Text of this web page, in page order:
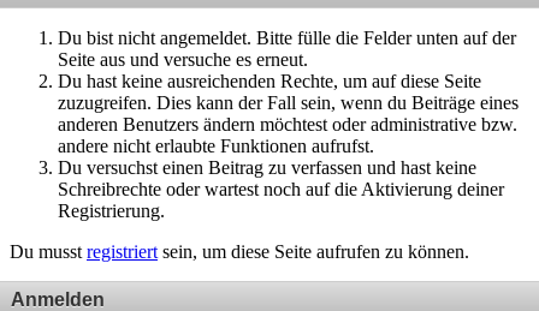
Du bist nicht angemeldet. Bitte fülle die Felder unten auf der
Seite aus und versuche es erneut.
Du hast keine ausreichenden Rechte, um auf diese Seite
zuzugreifen. Dies kann der Fall sein, wenn du Beiträge eines
anderen Benutzers ändern möchtest oder administrative bzw.
andere nicht erlaubte Funktionen aufrufst.
Du versuchst einen Beitrag zu verfassen und hast keine
Schreibrechte oder wartest noch auf die Aktivierung deiner
Registrierung.
Du musst registriert sein, um diese Seite aufrufen zu können.
Anmelden